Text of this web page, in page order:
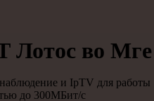
Лотос во Мге
и IpTV для работы
до 300МБит/с